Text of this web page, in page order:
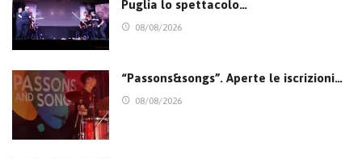
Puglia lo spettacolo…
08/08/2026
“Passons&songs”. Aperte le iscrizioni…
08/08/2026